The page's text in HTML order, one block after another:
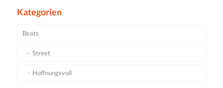
Kategorien
Beats
Street
Hoffnungsvoll